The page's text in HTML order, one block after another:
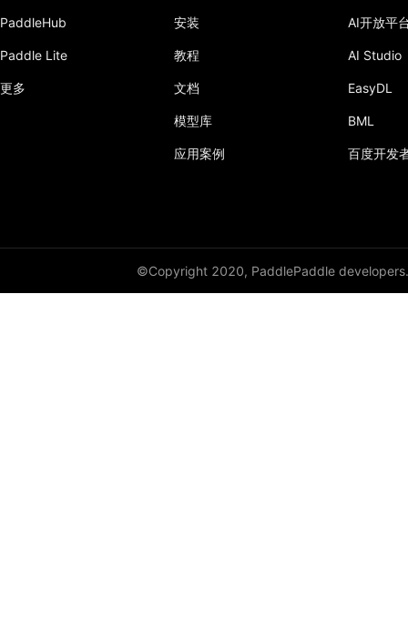
PaddleHub
Paddle Lite
更多
安装
教程
文档
模型库
应用案例
AI开放平
AI Studio
EasyDL
BML
百度开发
©Copyright 2020, PaddlePaddle developers.